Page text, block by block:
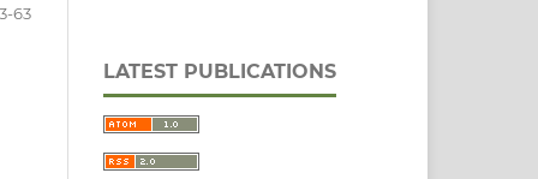
63
LATEST PUBLICATIONS